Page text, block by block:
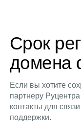
Срок
домена
Если вы хотите
партнеру
контакты для
поддержки.